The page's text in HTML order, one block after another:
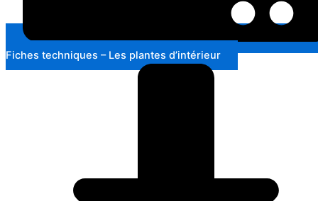
Fiches techniques – Les plantes d’intérieur